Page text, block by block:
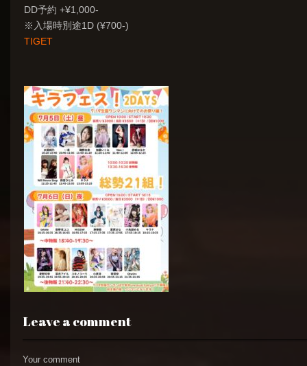
DD予約 +¥1,000-
※入場時別途1D (¥700-)
TIGET
Leave a comment
Your comment